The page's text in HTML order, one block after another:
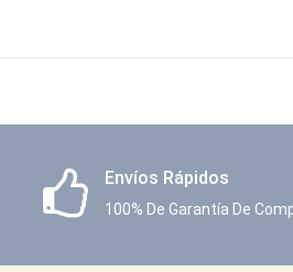
Envíos Rápidos
100% De Garantía De